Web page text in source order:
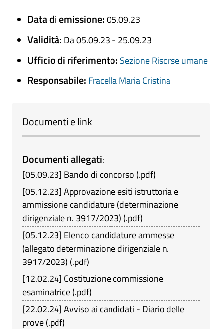
Data di emissione:05.09.23
Validità: Da 05.09.23 - 25.09.23
Ufficio di riferimento: Sezione Risorse umane
Responsabile: Fracella Maria Cristina
Documenti e link
Documenti allegati:
[05.09.23] Bando di concorso (.pdf)
[05.12.23]Approvazione esiti istruttoria e
ammissione candidature (determinazione
dirigenziale n. 3917/2023) (.pdf)
[05.12.23] Elenco candidature ammesse
(allegato determinazione dirigenziale n.
3917/2023) (.pdf)
[12.02.24] Costituzione commissione
esaminatrice(.pdf)
[22.02.24]Avviso ai candidati - Diario delle
prove(.pdf)